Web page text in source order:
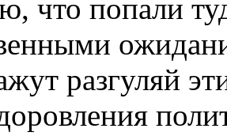
что попали
разгуляй